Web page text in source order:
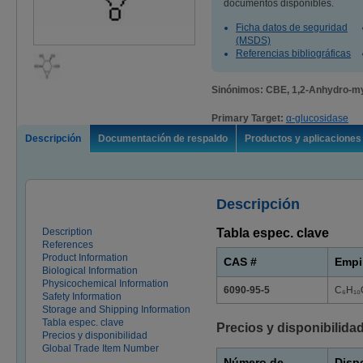
documentos disponibles.
Ficha datos de seguridad
(MSDS)
Referencias bibliográficas
Sinónimos: CBE, 1,2-Anhydro-
Primary Target: α-glucosidase
Descripción
Documentación de respaldo Productos y
Descripción
Description
References
Product Information
Biological Information
Physicochemical Information
Safety Information
Storage and Shipping Information
Tabla espec. clave
Precios y disponibilidad
Global Trade Item Number
Tabla espec. clave
CAS #
6090-95-5
Precios y